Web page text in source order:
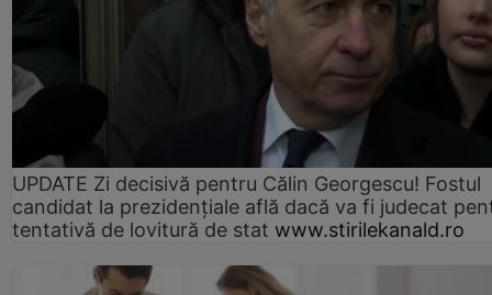
UPDATE Zi decisivă pentru Călin Georgescu! Fostul
candidat la prezidențiale află dacă va fi judecat
tentativă de lovitură de stat www.stirilekanald.ro